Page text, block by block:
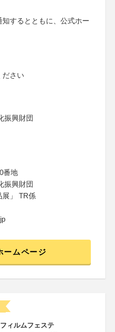
するとともに、公式ホー
ださい
振興財団
番地
振興財団
展」 TR係
ームページ
ィルムフェステ